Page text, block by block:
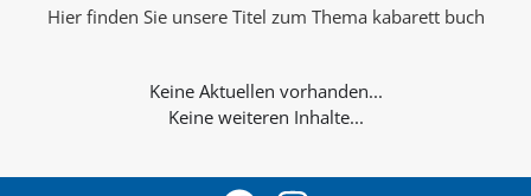
Hier finden Sie unsere Titel zum Thema kabarett buch
Keine weiteren Inhalte...